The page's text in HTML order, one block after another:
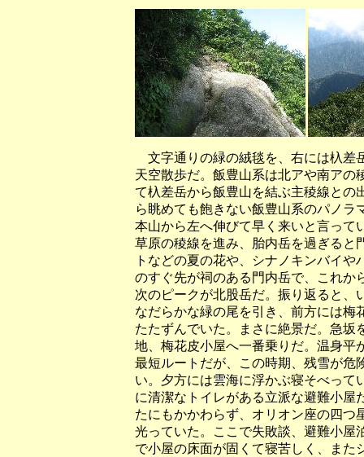
文字通りの緑の絨毯を、右には杁差
天空散歩だ。飯豊山系は北アや南アの
て杁差岳から飯豊山を結ぶ主稜線との
ら眺めても飽きない飯豊山系のパノ
本山から左へ伸びて早く来いと言って
草原の稜線を進み、胎内岳を過ぎると
トなどの夏の花や、シナノキンバイ
のすぐ先が祠のある門内岳で、これか
次のピークが北股岳だ。振り返ると、
なだらかな緑の尾を引き、前方には梅
たたずんでいた。まさに絶景だ。急坂
地、梅花皮小屋へ一番乗りだ。温身平
最短ルートだが、この時期、残雪が危
い。夕方には雲海に浮かぶ寝そべって
に清潔なトイレがある立派な避難小屋
たにもかかわらず、オリオン座の四つ
光っていた。ここで失敗談、避難小屋
で小屋の床面が固くて寝苦しく、また